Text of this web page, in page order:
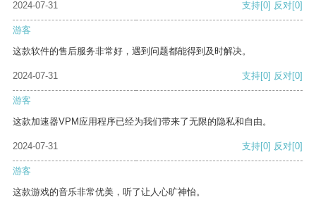
2024-07-31
支持[0] 反对[0]
游客
这款软件的售后服务非常好，遇到问题都能得到及时解决。
2024-07-31 支持[0] 反对[0]
游客
这款加速器VPM应用程序已经为我们带来了无限的隐私和自由。
2024-07-31 支持[0] 反对[0]
游客
这款游戏的音乐非常优美，听了让人心旷神怡。